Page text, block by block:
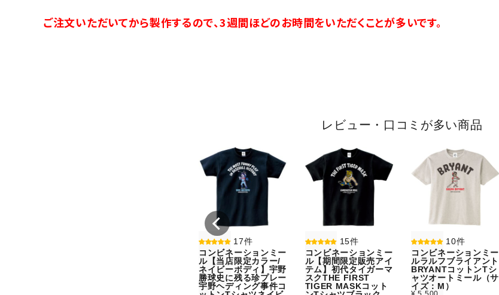
ご注文いただいてから製作するので、3週間ほどのお時間をいただくことが多いです。
レビュー・口コミが多い商品
17件
コンビネーションミー
ル【当店限定カラー/
ネイビーボディ】宇野
勝球史に残る珍プレー
宇野ヘディング事件コ
15件
コンビネーションミー
ル【期間限定販売アイ
テム】初代タイガーマ
スクTHE FIRST
TIGER MASKコット
10件
コンビネーションミー
ルラルフブライアント
BRYANTコットンTシ
ャツオートミール（サ
イズ：M）